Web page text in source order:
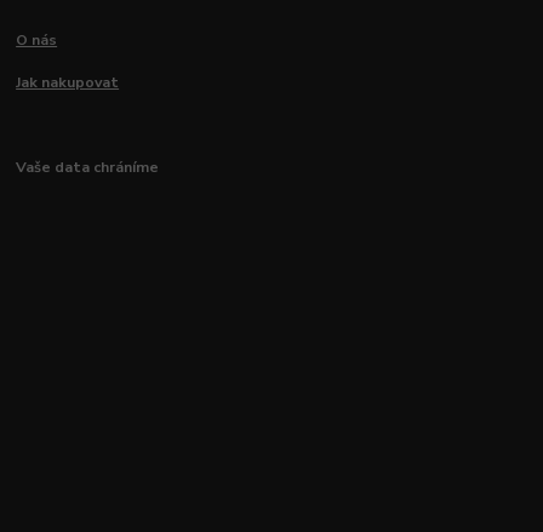
O nás
Jak nakupovat
Vaše data chráníme